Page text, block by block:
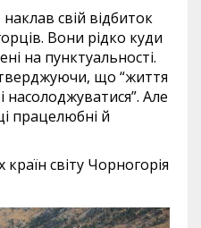
свій відбиток
Вони рідко куди
на пунктуальності.
що “життя
Але
працелюбні й
світу Чорногорія